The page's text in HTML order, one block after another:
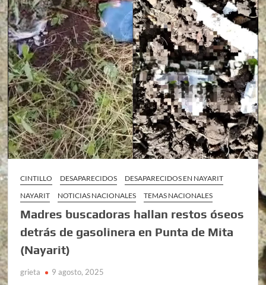
CINTILLO DESAPARECIDOS
DESAPARECIDOS EN NAYARIT
NAYARIT
NOTICIAS NACIONALES TEMAS NACIONALES
Madres buscadoras hallan restos óseos
detrás de gasolinera en Punta de Mita
(Nayarit)
grieta 9 agosto, 2025